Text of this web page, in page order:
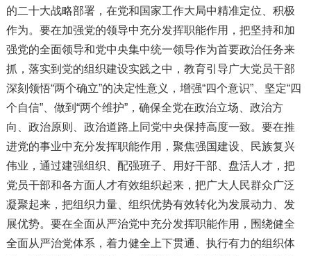
的二十大战略部署，在党和国家工作大局中精准定位、积极
作为。要在加强党的领导中充分发挥职能作用，把坚持和加
强党的全面领导和党中央集中统一领导作为首要政治任务来
抓，落实到党的组织建设实践之中，教育引导广大党员干部
深刻领悟“两个确立”的决定性意义，增强“四个意识”、坚定“四
个自信”、做到“两个维护”，确保全党在政治立场、政治方
向、政治原则、政治道路上同党中央保持高度一致。要在推
进党的事业中充分发挥职能作用，聚焦强国建设、民族复兴
伟业，通过建强组织、配强班子、用好干部、盘活人才，把
党员干部和各方面人才有效组织起来，把广大人民群众广泛
凝聚起来，把组织力量、组织优势有效转化为发展动力、发
展优势。要在全面从严治党中充分发挥职能作用，围绕健全
全面从严治党体系，着力健全上下贯通、执行有力的组织体